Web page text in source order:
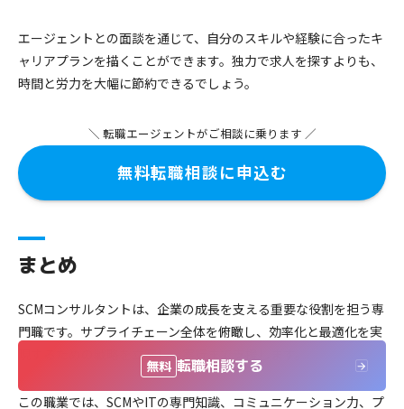
エージェントとの面談を通じて、自分のスキルや経験に合ったキ
ャリアプランを描くことができます。独力で求人を探すよりも、
時間と労力を大幅に節約できるでしょう。
＼ 転職エージェントがご相談に乗ります ／
無料転職相談に申込む
まとめ
SCMコンサルタントは、企業の成長を支える重要な役割を担う専
門職です。サプライチェーン全体を俯瞰し、効率化と最適化を実
現するための戦略を立案し、実行まで支援します。
この職業では、SCMやITの専門知識、コミュニケーション力、プ
無料 転職相談する